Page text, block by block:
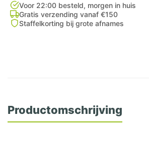
Voor 22:00 besteld, morgen in huis
Gratis verzending vanaf €150
Staffelkorting bij grote afnames
Productomschrijving